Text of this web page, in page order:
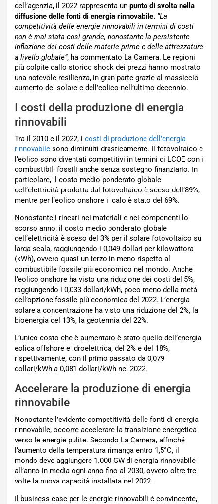
dell’agenzia, il 2022 rappresenta un punto di svolta nella
diffusione delle fonti di energia rinnovabile. “La
competitività delle energie rinnovabili in termini di costi
non è mai stata così grande, nonostante la persistente
inflazione dei costi delle materie prime e delle attrezzature
a livello globale”, ha commentato La Camera. Le regioni
più colpite dallo storico shock dei prezzi hanno mostrato
una notevole resilienza, in gran parte grazie al massiccio
aumento del solare e dell’eolico nell’ultimo decennio.
I costi della produzione di energia
rinnovabili
Tra il 2010 e il 2022, i costi di produzione dell’energia
rinnovabile sono diminuiti drasticamente. Il fotovoltaico e
l’eolico sono diventati competitivi in termini di LCOE con i
combustibili fossili anche senza sostegno finanziario. In
particolare, il costo medio ponderato globale
dell’elettricità prodotta dal fotovoltaico è sceso dell’89%,
mentre per l’eolico onshore il calo è stato del 69%.
Nonostante i rincari nei materiali e nei componenti lo
scorso anno, il costo medio ponderato globale
dell’elettricità è sceso del 3% per il solare fotovoltaico su
larga scala, raggiungendo i 0,049 dollari per kilowattora
(kWh), ovvero quasi un terzo in meno rispetto al
combustibile fossile più economico nel mondo. Anche
l’eolico onshore ha visto una riduzione dei costi del 5%,
raggiungendo i 0,033 dollari/kWh, poco meno della metà
dell’opzione fossile più economica del 2022. L’energia
solare a concentrazione ha visto una riduzione del 2%, la
bioenergia del 13%, la geotermia del 22%.
L’unico costo che è aumentato è stato quello dell’energia
eolica offshore e idroelettrica, del 2% e del 18%,
rispettivamente, con il primo passato da 0,079
dollari/kWh a 0,081 dollari/kWh nel 2022.
Accelerare la produzione di energia
rinnovabile
Nonostante l’evidente competitività delle fonti di energia
rinnovabile, occorre accelerare la transizione energetica
verso le energie pulite. Secondo La Camera, affinché
l’aumento della temperatura rimanga entro 1,5°C, il
mondo deve aggiungere 1.000 GW di energia rinnovabile
all’anno in media ogni anno fino al 2030, ovvero oltre tre
volte la nuova capacità installata nel 2022.
Il business case per le energie rinnovabili è convincente,